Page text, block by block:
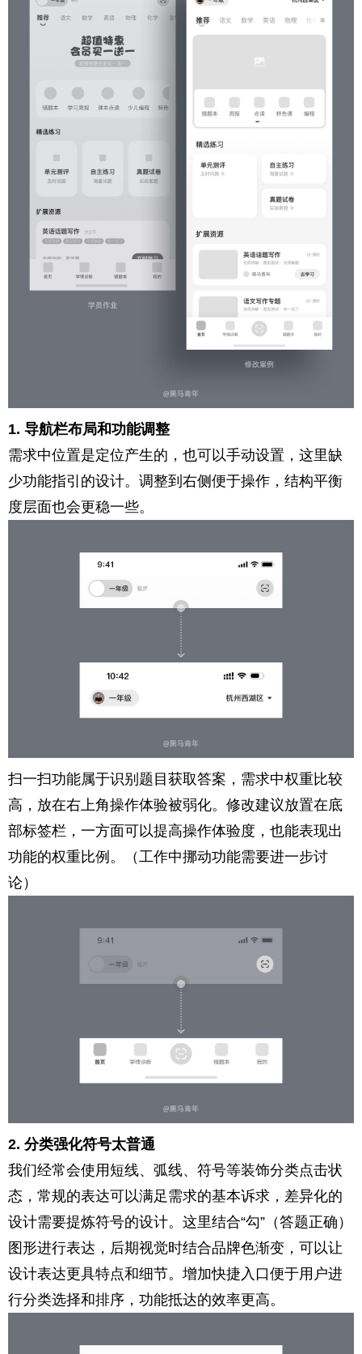
1. 导航栏布局和功能调整
需求中位置是定位产生的，也可以手动设置，这里缺
少功能指引的设计。调整到右侧便于操作，结构平衡
度层面也会更稳一些。
扫一扫功能属于识别题目获取答案，需求中权重比较
高，放在右上角操作体验被弱化。修改建议放置在底
部标签栏，一方面可以提高操作体验度，也能表现出
功能的权重比例。（工作中挪动功能需要进一步讨
论）
2. 分类强化符号太普通
我们经常会使用短线、弧线、符号等装饰分类点击状
态，常规的表达可以满足需求的基本诉求，差异化的
设计需要提炼符号的设计。这里结合“勾”（答题正确）
图形进行表达，后期视觉时结合品牌色渐变，可以让
设计表达更具特点和细节。增加快捷入口便于用户进
行分类选择和排序，功能抵达的效率更高。